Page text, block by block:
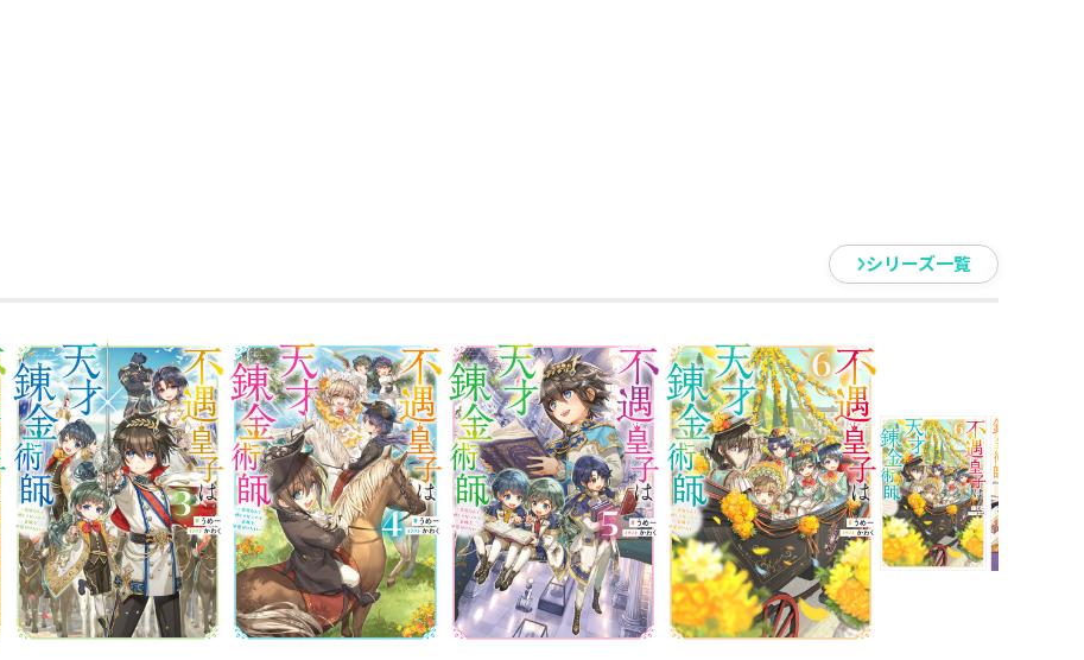
今執筆に使っているパソコンは、真っ赤なボディに黒がアクセントの十年選
手。大敵は停電ですが、ノート型で専用のバックにしまっていたため、大き
シリーズ一覧